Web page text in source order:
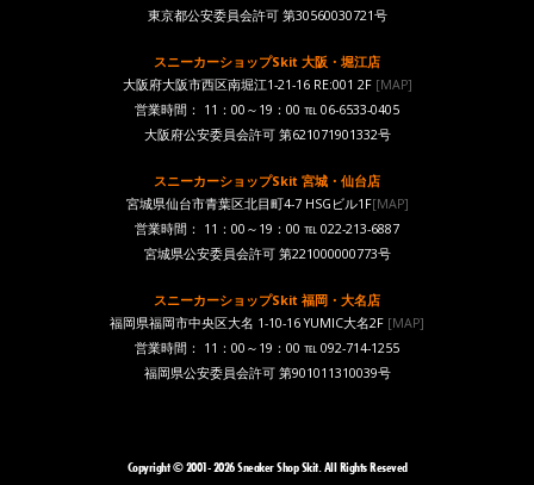
東京都公安委員会許可 第30560030721号
スニーカーショップSkit 大阪・堀江店
大阪府大阪市西区南堀江1-21-16 RE:001 2F[MAP]
営業時間： 11：00～19：00 ℡ 06-6533-0405
大阪府公安委員会許可 第621071901332号
スニーカーショップSkit 宮城・仙台店
宮城県仙台市青葉区北目町4-7 HSGビル1F[MAP]
営業時間： 11：00～19：00 ℡ 022-213-6887
宮城県公安委員会許可 第221000000773号
スニーカーショップSkit 福岡・大名店
福岡県福岡市中央区大名 1-10-16 YUMIC大名2F [MAP]
営業時間： 11：00～19：00 ℡ 092-714-1255
福岡県公安委員会許可 第901011310039号
Copyright © 2001- 2026 Sneaker Shop Skit. All Rights Reseved